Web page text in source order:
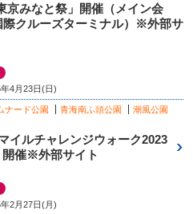
京みなと祭」開催（メイン会
際クルーズターミナル）※外部サ
4月23日(日)
ナード公園 青海南ふ頭公園
潮風公園
イルチャレンジウォーク2023
催※外部サイト
2月27日(月)